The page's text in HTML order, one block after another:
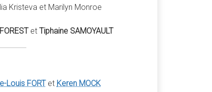
Kristeva et Marilyn Monroe
et Tiphaine SAMOYAULT
Louis FORTet Keren MOCK